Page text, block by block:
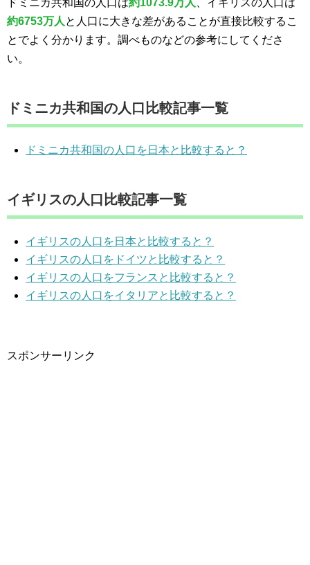
ドミニカ共和国の人口は約1073.9万人
、イギリスの人口は
約6753万人 と人口に大きな差があることが直接比較するこ
とでよく分かります。調べものなどの参考にしてくださ
い。
ドミニカ共和国の人口比較記事一覧
ドミニカ共和国の人口を日本と比較すると？
イギリスの人口比較記事一覧
イギリスの人口を日本と比較すると？
イギリスの人口をドイツと比較すると？
イギリスの人口をフランスと比較すると？
イギリスの人口をイタリアと比較すると？
スポンサーリンク